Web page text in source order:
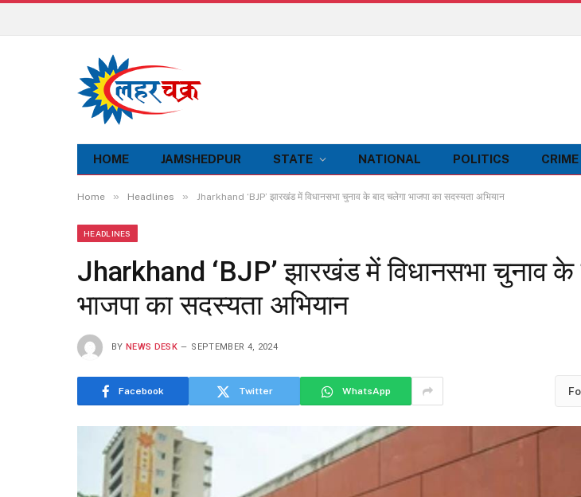
HOME JAMSHEDPUR STATE NATIONAL POLITICS CRIME
Home » Headlines » Jharkhand ‘BJP’ झारखंड में विधानसभा चुनाव के बाद चलेगा भाजपा का सदस्यता अभियान
HEADLINES
Jharkhand ‘BJP’ झारखंड में विधानसभा चुनाव के
भाजपा का सदस्यता अभियान
BY NEWS DESK SEPTEMBER 4, 2024
Facebook Twitter WhatsApp